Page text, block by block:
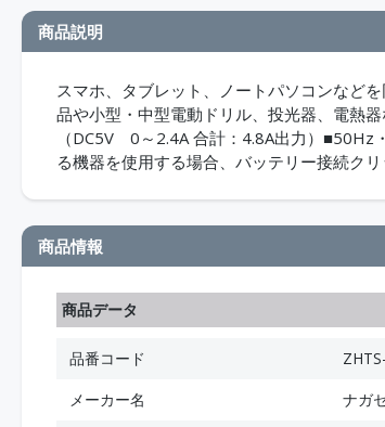
商品説明
スマホ、タブレット、ノートパソコンなど
品や小型・中型電動ドリル、投光器、電熱
（DC5V 0～2.4A 合計：4.8A出力）
る機器を使用する場合、バッテリー接続クリ
商品情報
商品データ
品番コード
メーカー名
ナガ